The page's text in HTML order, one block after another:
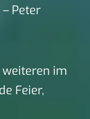
Peter
im
Feier,